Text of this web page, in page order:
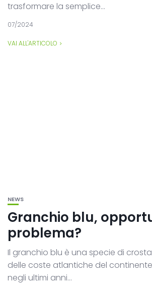
trasformare la semplice...
07/2024
VAI ALL'ARTICOLO
NEWS
Granchio blu,
problema?
Il granchio blu è una specie di
delle coste atlantiche del
negli ultimi anni...